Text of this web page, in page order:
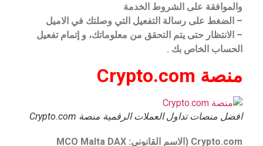
والموافقة على الشروط الخدمة
– الضغط على رسالة التفعيل التي وصلتك في الاميل
– الانتظار حتى يتم التحقق من معلوماتك، و إتمام تفعيل
الحساب الخاص بك .
منصة Crypto.com
افضل منصات تداول العملات الرقمية منصة Crypto.com
Crypto.com (الاسم القانوني: MCO Malta DAX